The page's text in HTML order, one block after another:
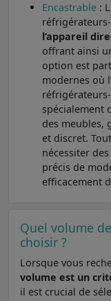
Encastrable :
réfrigérateurs-
l’appareil
offrant ainsi
option est
modernes où
spécialement
des meubles,
et discret.
nécessiter
précis de
efficacement
Quel volume
choisir ?
Lorsque vous
volume est un
il est crucial de